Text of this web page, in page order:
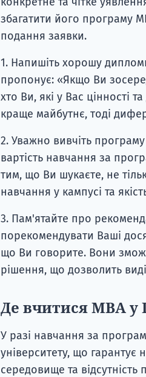
збагатити його програму
подання заявки.
1. Напишіть хорошу
пропонує: «Якщо Ви
хто Ви, які у Вас цінності
краще майбутнє, тоді
2. Уважно вивчіть
вартість навчання за
тим, що Ви шукаєте, не
навчання у кампусі та
3. Пам'ятайте про
порекомендувати Ваші
що Ви говорите. Вони
рішення, що дозволить
Де вчитися MBA у
У разі навчання за
університету, що гарантує
середовище та